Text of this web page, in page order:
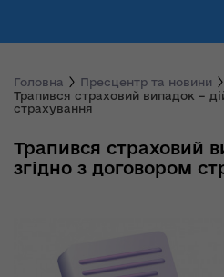
Головна Пресцентр та новини
Трапився страховий випадок –
страхування
Трапився страховий
згідно з договором